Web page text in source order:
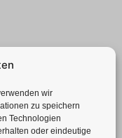
wir
zu speichern
Technologien
oder eindeutige